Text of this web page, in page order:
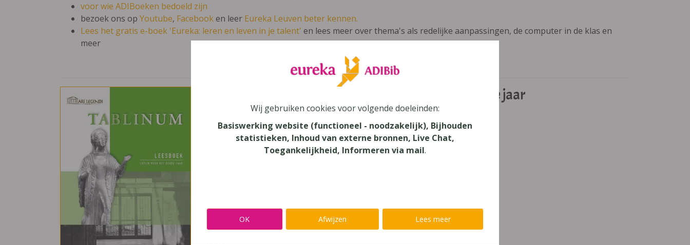
voor wie ADIBoeken bedoeld zijn
bezoek ons op Youtube, Facebooken leer Eureka Leuven beter kennen.
Lees het gratis e-boek 'Eureka: leren en leven in je talent' en lees meer over thema's als redelijke aanpassingen, de computer in de klas en
meer
Ars Legendi Tablinum Leesboek Latijn voor het derde jaar
Latijn
Secundair Onderwijs, Secundair Onderwijs - ASO
Uitgeverij
Wij gebruiken cookies voor volgende doeleinden:
Basiswerking website (functioneel - noodzakelijk), Bijhouden
statistieken, Inhoud van externe bronnen, Live Chat,
Toegankelijkheid, Informeren via mail.
OK Afwijzen Lees meer